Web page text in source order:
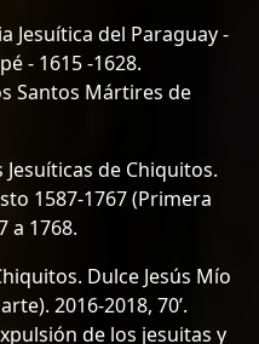
Jesuítica del Paraguay -
- 1615 -1628.
Santos Mártires de
de Chiquitos.
1587-1767 (Primera
a 1768.
Dulce Jesús Mío
2016-2018, 70’.
de los jesuitas y